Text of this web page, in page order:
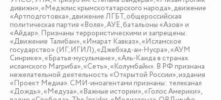
дивижн», «Меджлис крымскотатарского народа», движение
«Артподготовка», движение ЛГБТ, общероссийская
политическая партия «Воля», АУЕ, батальоны «Азов» и
«Айдар». Признаны террористическими и запрещены:
«Движение Талибан», «Имарат Кавказ», «Исламское
государство» (ИГ, ИГИЛ), «Джебхад-ан-Нусра», «АУМ
Синрике», «Братья-мусульмане», «Аль-Каида в странах
исламского Магриба», «Сеть», «Колумбайн». В РФ признана
нежелательной деятельность «Открытой России», издания
«Проект Медиа». СМИ-иноагентами признаны: телеканал
«Дождь», «Медуза», «Важные истории», «Голос Америки»,